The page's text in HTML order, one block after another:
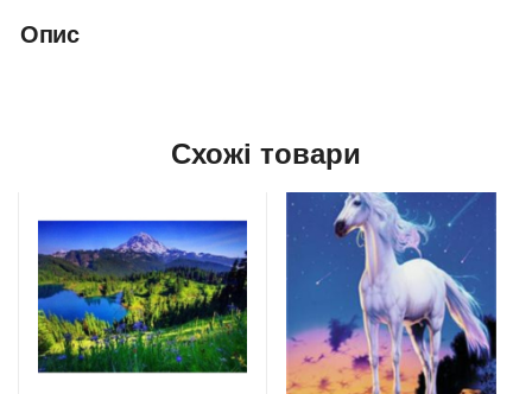
Опис
Схожі товари